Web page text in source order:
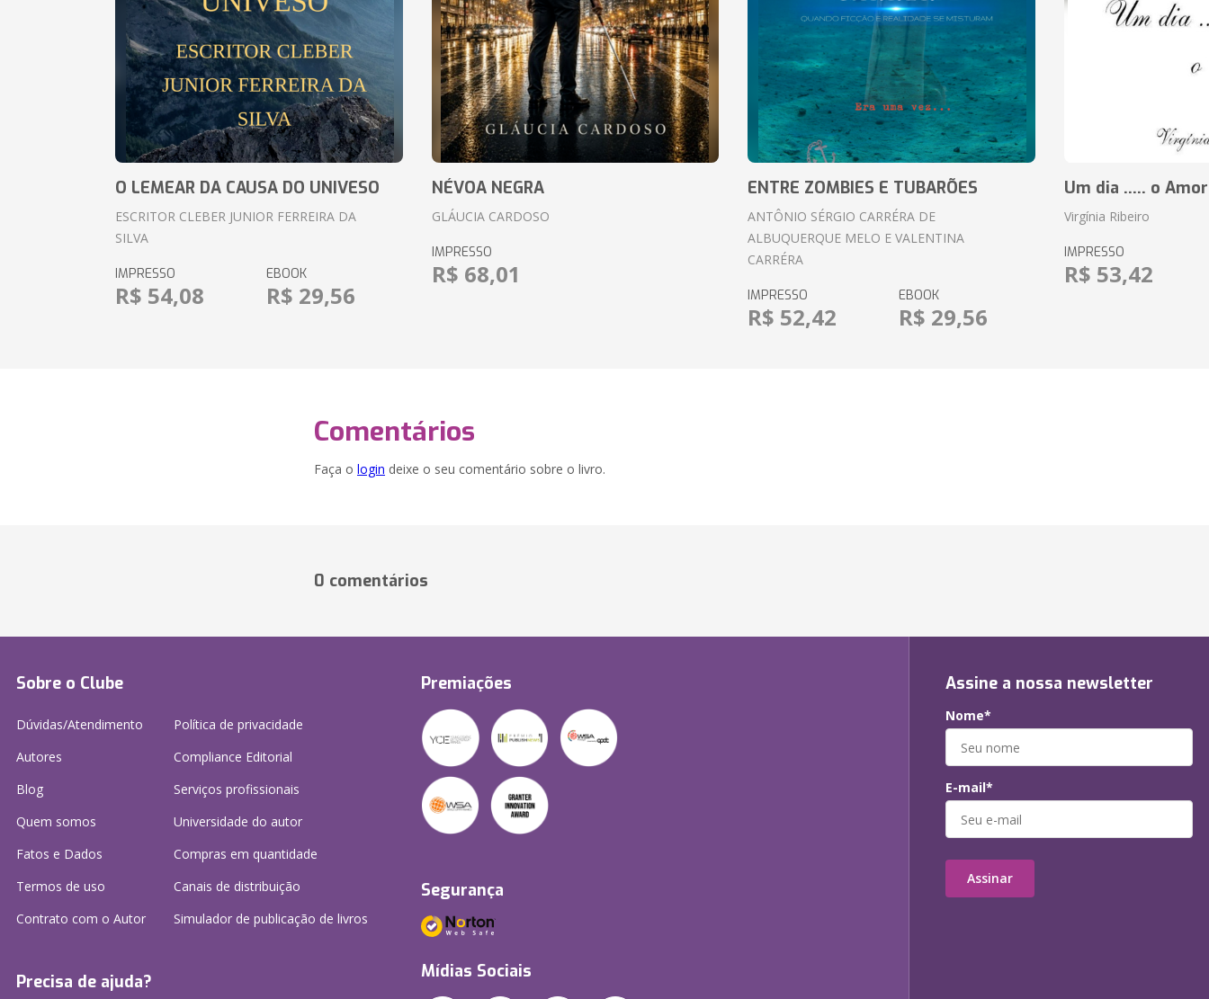
O LEMEAR DA CAUSA DO UNIVESO
ESCRITOR CLEBER JUNIOR FERREIRA DA
SILVA
IMPRESSO
R$ 54,08
EBOOK
R$ 29,56
NÉVOA NEGRA
GLÁUCIA CARDOSO
IMPRESSO
R$ 68,01
ENTRE ZOMBIES E TUBARÕES
ANTÔNIO SÉRGIO CARRÉRA DE
ALBUQUERQUE MELO E VALENTINA
CARRÉRA
IMPRESSO
R$ 52,42
EBOOK
R$ 29,56
Um dia ..... o Amor
Virgínia Ribeiro
IMPRESSO
R$ 53,42
Comentários
Faça o login deixe o seu comentário sobre o livro.
0 comentários
Sobre o Clube
Dúvidas/Atendimento
Autores
Blog
Quem somos
Fatos e Dados
Termos de uso
Contrato com o Autor
Política de privacidade
Compliance Editorial
Serviços profissionais
Universidade do autor
Compras em quantidade
Canais de distribuição
Simulador de publicação de livros
Precisa de ajuda?
Premiações
Segurança
Mídias Sociais
Assine a nossa newsletter
Nome*
E-mail*
Assinar